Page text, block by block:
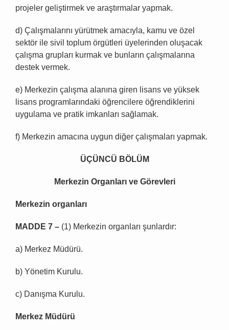
projeler geliştirmek ve araştırmalar yapmak.
d) Çalışmalarını yürütmek amacıyla, kamu ve özel
sektör ile sivil toplum örgütleri üyelerinden oluşacak
çalışma grupları kurmak ve bunların çalışmalarına
destek vermek.
e) Merkezin çalışma alanına giren lisans ve yüksek
lisans programlarındaki öğrencilere öğrendiklerini
uygulama ve pratik imkanları sağlamak.
f) Merkezin amacına uygun diğer çalışmaları yapmak.
ÜÇÜNCÜ BÖLÜM
Merkezin Organları ve Görevleri
Merkezin organları
MADDE 7 – (1) Merkezin organları şunlardır:
a) Merkez Müdürü.
b) Yönetim Kurulu.
c) Danışma Kurulu.
Merkez Müdürü